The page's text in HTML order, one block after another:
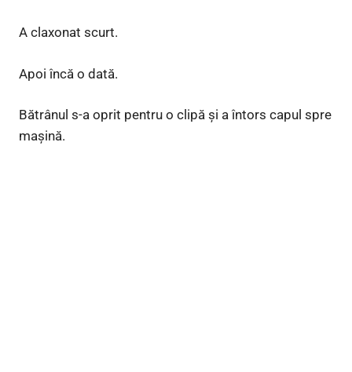
A claxonat scurt.
Apoi încă o dată.
Bătrânul s-a oprit pentru o clipă și a întors capul spre
mașină.